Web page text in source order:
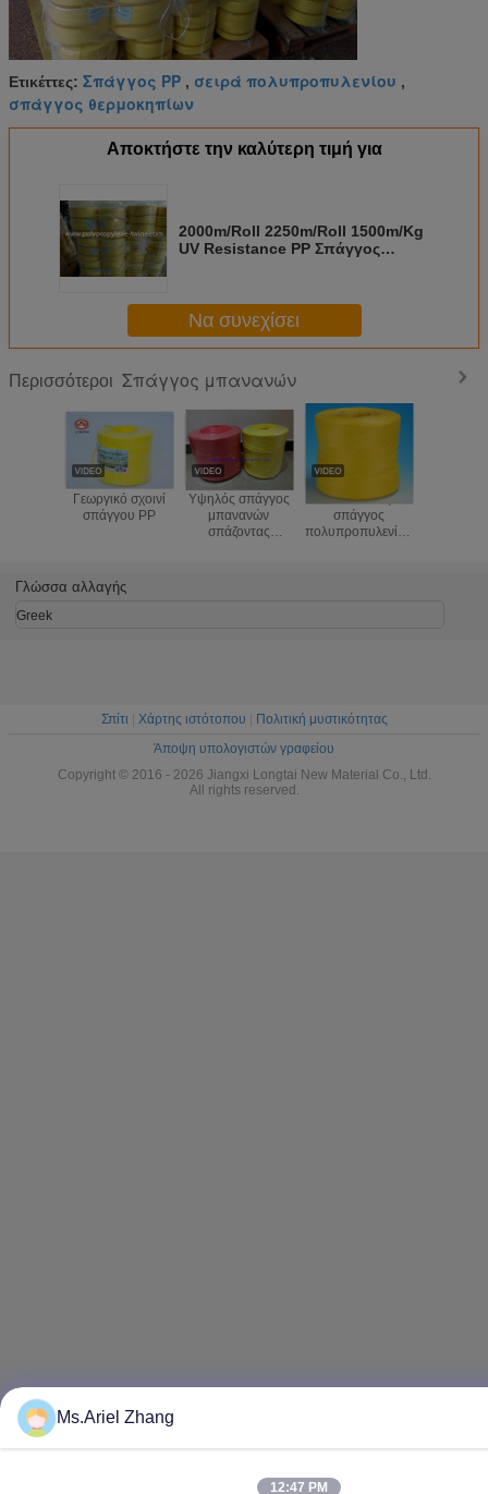
Ετικέττες: Σπάγγος PP , σειρά πολυπροπυλενίου ,
σπάγγος θερμοκηπίων
Αποκτήστε την καλύτερη τιμή για
2000m/Roll 2250m/Roll 1500m/Kg
UV Resistance PP Σπάγγος
Να συνεχίσει
Περισσότεροι Σπάγγος μπανανών
Γεωργικό σχοινί
σπάγγου PP
Υψηλός σπάγγος
μπανανών
σπάζοντας
1 δένοντας
σπάγγος
πολυπροπυλενίου
Γλώσσα αλλαγής
Greek
Σπίτι Χάρτης ιστότοπου
Πολιτική μυστικότητας
Άποψη υπολογιστών γραφείου
Copyright © 2016 - 2026 Jiangxi Longtai New Material Co., Ltd.
All rights reserved.
Ms.Ariel Zhang
12:47 PM